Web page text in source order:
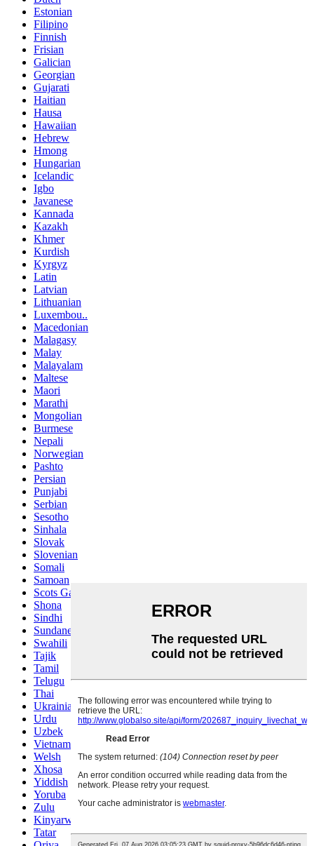
Estonian
Filipino
Finnish
Frisian
Galician
Georgian
Gujarati
Haitian
Hausa
Hawaiian
Hebrew
Hmong
Hungarian
Icelandic
Igbo
Javanese
Kannada
Kazakh
Khmer
Kurdish
Kyrgyz
Latin
Latvian
Lithuanian
Luxembou..
Macedonian
Malagasy
Malay
Malayalam
Maltese
Maori
Marathi
Mongolian
Burmese
Nepali
Norwegian
Pashto
Persian
Punjabi
Serbian
Sesotho
Sinhala
Slovak
Slovenian
Somali
Samoan
Scots Gaelic
Shona
Sindhi
Sundanese
Swahili
Tajik
Tamil
Telugu
Thai
Ukrainian
Urdu
Uzbek
Vietnamese
Welsh
Xhosa
Yiddish
Yoruba
Zulu
Kinyarwanda
Tatar